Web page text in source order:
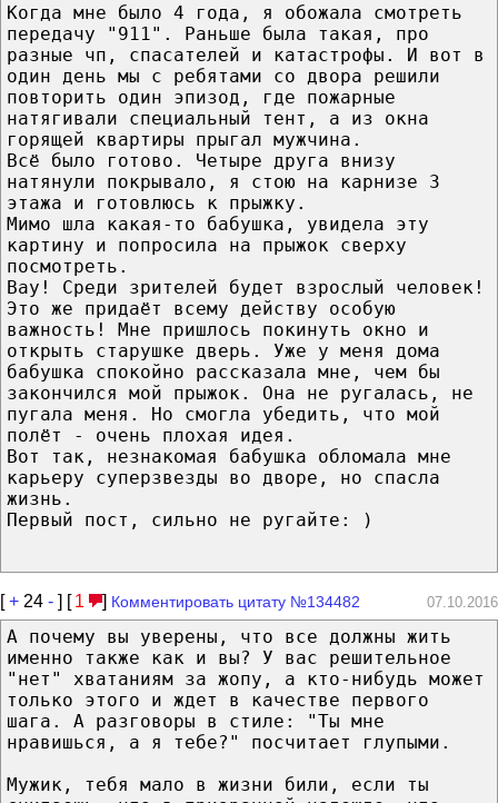
Когда мне было 4 года, я обожала смотреть
передачу "911". Раньше была такая, про
разные чп, спасателей и катастрофы. И вот в
один день мы с ребятами со двора решили
повторить один эпизод, где пожарные
натягивали специальный тент, а из окна
горящей квартиры прыгал мужчина.
Всё было готово. Четыре друга внизу
натянули покрывало, я стою на карнизе 3
этажа и готовлюсь к прыжку.
Мимо шла какая-то бабушка, увидела эту
картину и попросила на прыжок сверху
посмотреть.
Вау! Среди зрителей будет взрослый человек!
Это же придаёт всему действу особую
важность! Мне пришлось покинуть окно и
открыть старушке дверь. Уже у меня дома
бабушка спокойно рассказала мне, чем бы
закончился мой прыжок. Она не ругалась, не
пугала меня. Но смогла убедить, что мой
полёт - очень плохая идея.
Вот так, незнакомая бабушка обломала мне
карьеру суперзвезды во дворе, но спасла
жизнь.
Первый пост, сильно не ругайте: )
[+ 24 - ] [ 1 ] Комментировать цитату №134482 07.10.2016
А почему вы уверены, что все должны жить
именно также как и вы? У вас решительное
"нет" хватаниям за жопу, а кто-нибудь может
только этого и ждет в качестве первого
шага. А разговоры в стиле: "Ты мне
нравишься, а я тебе?" посчитает глупыми.
Мужик, тебя мало в жизни били, если ты